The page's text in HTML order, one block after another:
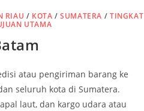
RIAU / KOTA /SUMATERA / TINGKAT
UTAMA
atau pengiriman barang ke
seluruh kota di Sumatera.
laut, dan kargo udara atau